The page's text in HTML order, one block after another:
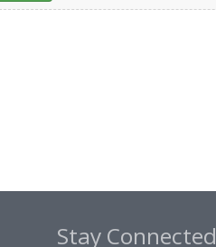
Stay Connected